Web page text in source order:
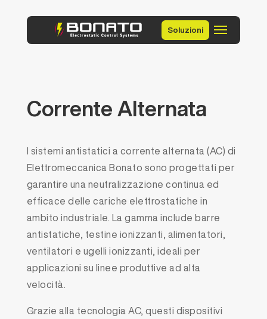
Soluzioni
Corrente Alternata
I sistemi antistatici a corrente alternata (AC) di
Elettromeccanica Bonato sono progettati per
garantire una neutralizzazione continua ed
efficace delle cariche elettrostatiche in
ambito industriale. La gamma include barre
antistatiche, testine ionizzanti, alimentatori,
ventilatori e ugelli ionizzanti, ideali per
applicazioni su linee produttive ad alta
velocità.
Grazie alla tecnologia AC, questi dispositivi